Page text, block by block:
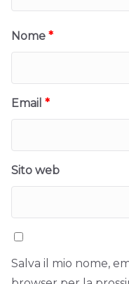
Nome *
Email *
Sito web
Salva il mio nome,